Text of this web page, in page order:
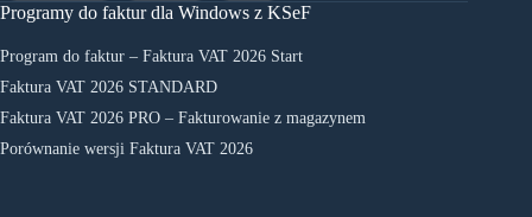
Programy do faktur dla Windows z KSeF
Program do faktur – Faktura VAT 2026 Start
Faktura VAT 2026 STANDARD
Faktura VAT 2026 PRO – Fakturowanie z magazynem
Porównanie wersji Faktura VAT 2026